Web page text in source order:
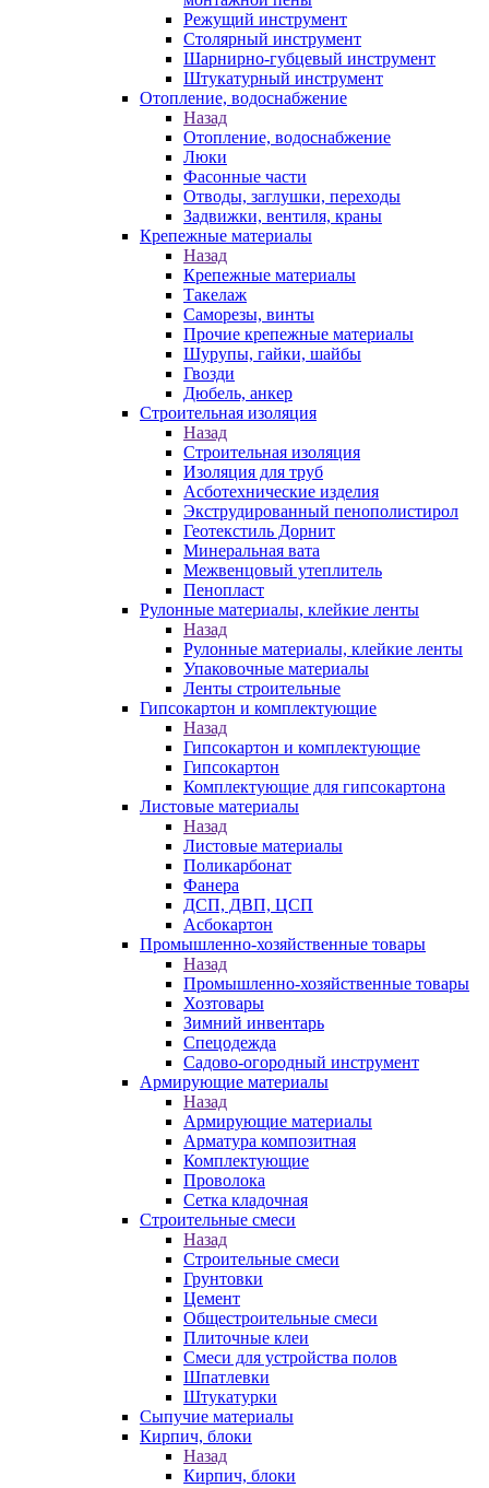
Режущий инструмент
Столярный инструмент
Шарнирно-губцевый инструмент
Штукатурный инструмент
Отопление, водоснабжение
Назад
Отопление, водоснабжение
Люки
Фасонные части
Отводы, заглушки, переходы
Задвижки, вентиля, краны
Крепежные материалы
Назад
Крепежные материалы
Такелаж
Саморезы, винты
Прочие крепежные материалы
Шурупы, гайки, шайбы
Гвозди
Дюбель, анкер
Строительная изоляция
Назад
Строительная изоляция
Изоляция для труб
Асботехнические изделия
Экструдированный пенополистирол
Геотекстиль Дорнит
Минеральная вата
Межвенцовый утеплитель
Пенопласт
Рулонные материалы, клейкие ленты
Назад
Рулонные материалы, клейкие ленты
Упаковочные материалы
Ленты строительные
Гипсокартон и комплектующие
Назад
Гипсокартон и комплектующие
Гипсокартон
Комплектующие для гипсокартона
Листовые материалы
Назад
Листовые материалы
Поликарбонат
Фанера
ДСП, ДВП, ЦСП
Асбокартон
Промышленно-хозяйственные товары
Назад
Промышленно-хозяйственные товары
Хозтовары
Зимний инвентарь
Спецодежда
Садово-огородный инструмент
Армирующие материалы
Назад
Армирующие материалы
Арматура композитная
Комплектующие
Проволока
Сетка кладочная
Строительные смеси
Назад
Строительные смеси
Грунтовки
Цемент
Общестроительные смеси
Плиточные клеи
Смеси для устройства полов
Шпатлевки
Штукатурки
Сыпучие материалы
Кирпич, блоки
Назад
Кирпич, блоки